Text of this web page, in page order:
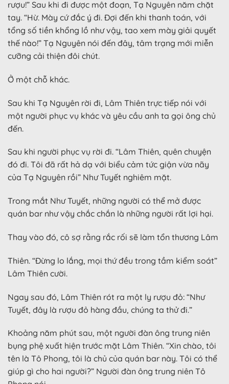
rượu!” Sau khi đi được một đoạn, Tạ Nguyên năm chặt
tay. “Hừ. Mày cứ đắc ý đi. Đợi đến khi thanh toán, với
tổng số tiền khổng lồ như vậy, tao xem mày giải quyết
thế nào!” Tạ Nguyên nói đến đây, tâm trạng mới miễn
cưỡng cải thiện đôi chút.
Ở một chỗ khác.
Sau khi Tạ Nguyên rời đi, Lâm Thiên trực tiếp nói với
một người phục vụ khác và yêu cầu anh ta gọi ông chủ
đến.
Sau khi người phục vụ rời đi. “Lâm Thiên, quên chuyện
đó đi. Tôi đã rất hả dạ với biểu cảm tức giận vừa nãy
của Tạ Nguyên rồi” Như Tuyết nghiêm mặt.
Trong mắt Như Tuyết, những người có thể mở được
quán bar như vậy chắc chắn là những người rất lợi hại.
Thay vào đó, cô sợ rằng rắc rối sẽ làm tổn thương Lâm
Thiên. “Đừng lo lắng, mọi thứ đều trong tầm kiểm soát”
Lâm Thiên cười.
Ngay sau đó, Lâm Thiên rót ra một ly rượu đỏ: “Như
Tuyết, đây là rượu đỏ hàng đầu, chúng ta thử đi.”
Khoảng năm phút sau, một người đàn ông trung niên
bụng phệ xuất hiện trước mặt Lâm Thiên. “Xin chào, tôi
tên là Tô Phong, tôi là chủ của quán bar này. Tôi có thể
giúp gì cho hai người?” Người đàn ông trung niên Tô